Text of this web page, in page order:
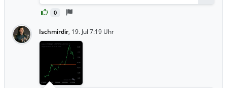
0
Ischmirdir, 19. Jul 7:19 Uhr